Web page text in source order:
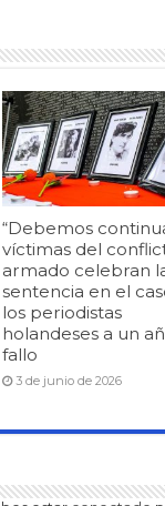
“Debemos
víctimas del
armado celebran
sentencia en el
los periodistas
holandeses a un
fallo
3 de junio de 2026